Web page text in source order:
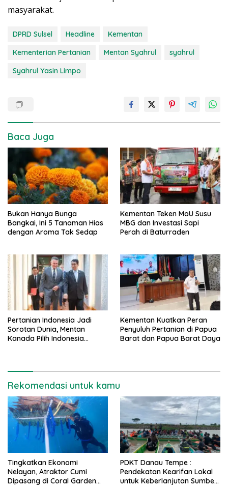
masyarakat.
DPRD Sulsel Headline
Kementan
Kementerian Pertanian
Mentan Syahrul
syahrul
Syahrul Yasin Limpo
Baca Juga
Bukan Hanya Bunga
Bangkai, Ini 5 Tanaman Hias
dengan Aroma Tak Sedap
Kementan Teken MoU Susu
MBG dan Investasi Sapi
Perah di Baturraden
Pertanian Indonesia Jadi
Sorotan Dunia, Mentan
Kanada Pilih Indonesia
Kementan Kuatkan Peran
Penyuluh Pertanian di Papua
Barat dan Papua Barat Daya
Rekomendasi untuk kamu
Tingkatkan Ekonomi
Nelayan, Atraktor Cumi
Dipasang di Coral Garden
PDKT Danau Tempe :
Pendekatan Kearifan Lokal
untuk Keberlanjutan Sumber